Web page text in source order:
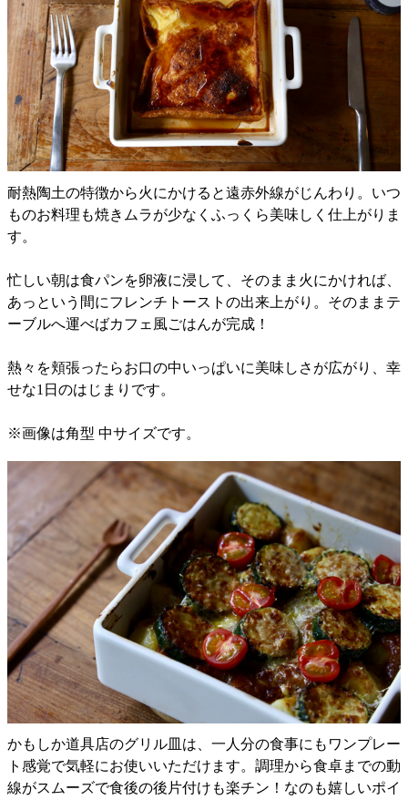
耐熱陶土の特徴から火にかけると遠赤外線がじんわり。いつ
ものお料理も焼きムラが少なくふっくら美味しく仕上がりま
す。
忙しい朝は食パンを卵液に浸して、そのまま火にかければ、
あっという間にフレンチトーストの出来上がり。そのままテ
ーブルへ運べばカフェ風ごはんが完成！
熱々を頬張ったらお口の中いっぱいに美味しさが広がり、幸
せな1日のはじまりです。
※画像は角型 中サイズです。
かもしか道具店のグリル皿は、一人分の食事にもワンプレー
ト感覚で気軽にお使いいただけます。調理から食卓までの動
線がスムーズで食後の後片付けも楽チン！なのも嬉しいポイ